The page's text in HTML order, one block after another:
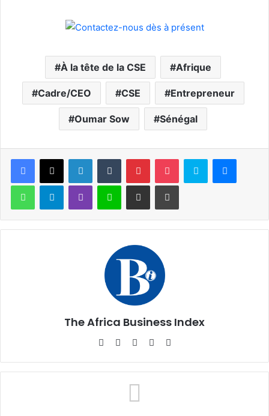
À la tête de la CSE Afrique
Cadre/CEO CSE Entrepreneur
Oumar Sow Sénégal
Facebook
X LinkedinTumblr PinterestPocket Skype
WhatsAppTelegramViber Ligne Partager par email Imprimer
The Africa Business Index
WebsiteFacebook
X Linkedin